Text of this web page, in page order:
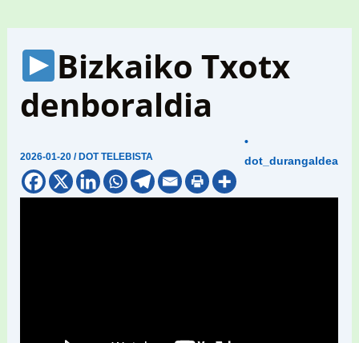
Bizkaiko Txotx
denboraldia
2026-01-20/ DOT TELEBISTA
•
dot_durangaldea